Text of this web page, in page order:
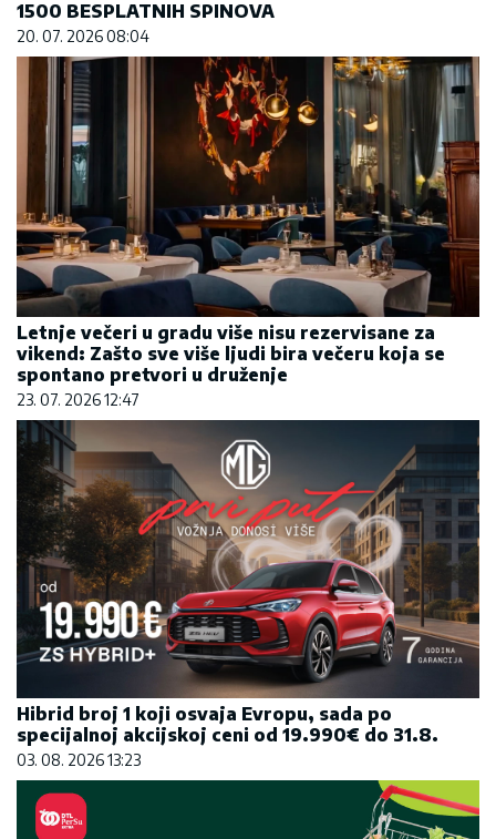
1500 BESPLATNIH SPINOVA
20. 07. 2026 08:04
Letnje večeri u gradu više nisu rezervisane za
vikend: Zašto sve više ljudi bira večeru koja se
spontano pretvori u druženje
23. 07. 2026 12:47
Hibrid broj 1 koji osvaja Evropu, sada po
specijalnoj akcijskoj ceni od 19.990€ do 31.8.
03. 08. 2026 13:23